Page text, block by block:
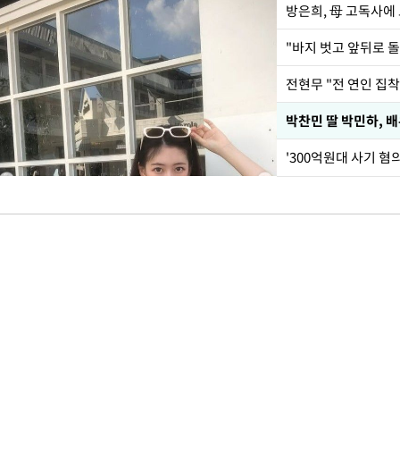
방은희, 母 고독사
전현무 "전 연인 집
'300억원대 사기 혐